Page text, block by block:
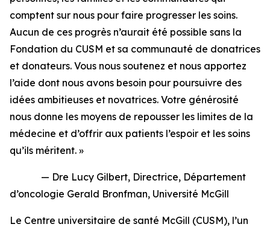
comptent sur nous pour faire progresser les soins.
Aucun de ces progrès n’aurait été possible sans la
Fondation du CUSM et sa communauté de donatrices
et donateurs. Vous nous soutenez et nous apportez
l’aide dont nous avons besoin pour poursuivre des
idées ambitieuses et novatrices. Votre générosité
nous donne les moyens de repousser les limites de la
médecine et d’offrir aux patients l’espoir et les soins
qu’ils méritent. »
— Dre Lucy Gilbert, Directrice, Département
d’oncologie Gerald Bronfman, Université McGill
Le Centre universitaire de santé McGill (CUSM), l’un